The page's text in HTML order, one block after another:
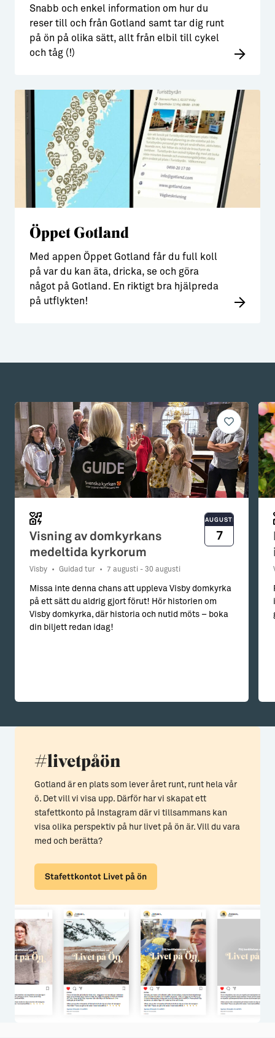
Snabb och enkel information om hur du
reser till och från Gotland samt tar dig runt
på ön på olika sätt, allt från elbil till cykel
och tåg (!)
Öppet Gotland
Med appen Öppet Gotland får du full koll
på var du kan äta, dricka, se och göra
något på Gotland. En riktigt bra hjälpreda
på utflykten!
Visning av domkyrkans
medeltida kyrkorum
Visby • Guidad tur • 7 augusti - 30 augusti
AUGUSTI
7
Missa inte denna chans att uppleva Visby domkyrka
på ett sätt du aldrig gjort förut! Hör historien om
Visby domkyrka, där historia och nutid möts – boka
din biljett redan idag!
#livetpåön
Gotland är en plats som lever året runt, runt hela vår
ö. Det vill vi visa upp. Därför har vi skapat ett
stafettkonto på Instagram där vi tillsammans kan
visa olika perspektiv på hur livet på ön är. Vill du vara
med och berätta?
Stafettkontot Livet på ön